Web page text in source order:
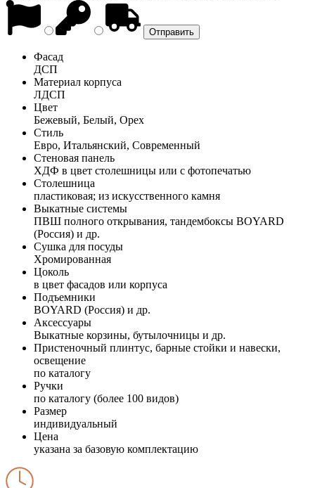
Фасад
ДСП
Материал корпуса
ЛДСП
Цвет
Бежевый, Белый, Орех
Стиль
Евро, Итальянский, Современный
Стеновая панель
ХДФ в цвет столешницы или с фотопечатью
Столешница
пластиковая; из искусственного камня
Выкатные системы
ПВШ полного открывания, тандембоксы BOYARD
(Россия) и др.
Сушка для посуды
Хромированная
Цоколь
в цвет фасадов или корпуса
Подъемники
BOYARD (Россия) и др.
Аксессуары
Выкатные корзины, бутылочницы и др.
Пристеночный плинтус, барные стойки и навески,
освещение
по каталогу
Ручки
по каталогу (более 100 видов)
Размер
индивидуальный
Цена
указана за базовую комплектацию